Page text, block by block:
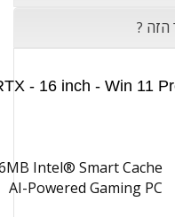
הזה ?
Intel® Smart Cache
AI-Powered Gaming PC